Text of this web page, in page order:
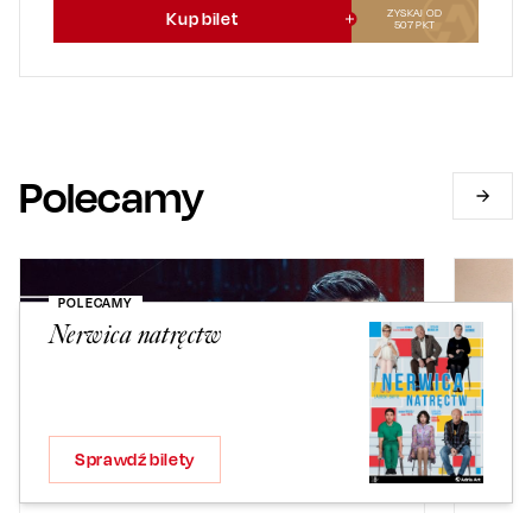
POLECAMY
Nerwica natręctw
Sprawdź bilety
Kup bilet
ZYSKAJ OD
507PKT
Polecamy